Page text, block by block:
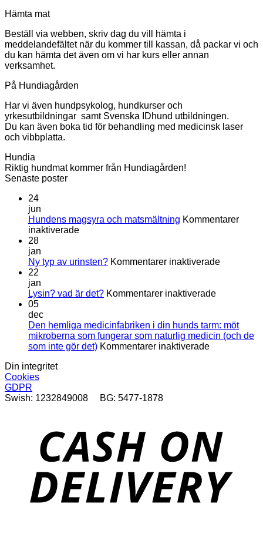
Hämta mat
Beställ via webben, skriv dag du vill hämta i
meddelandefältet när du kommer till kassan, då packar vi och
du kan hämta det även om vi har kurs eller annan
verksamhet.
På Hundiagården
Har vi även hundpsykolog, hundkurser och
yrkesutbildningar samt Svenska IDhund utbildningen.
Du kan även boka tid för behandling med medicinsk laser
och vibbplatta.
Hundia
Riktig hundmat kommer från Hundiagården!
Senaste poster
24
jun
Hundens magsyra och matsmältning Kommentarer
inaktiveradeför
och
28
jan
Ny typ av urinsten? Kommentarer inaktiveradeför
22
jan
Lysin? vad är det? Kommentarer inaktiveradeför
är
det?
05
dec
Den hemliga medicinfabriken i din hunds tarm: möt
mikroberna som fungerar som naturlig medicin (och de
som inte gör det) Kommentarer inaktiveradeför
möt
mikroberna
som
fungerar
som
naturlig
medicin
(och
Din integritet
Cookies
GDPR
Swish: 1232849008 BG: 5477-1878